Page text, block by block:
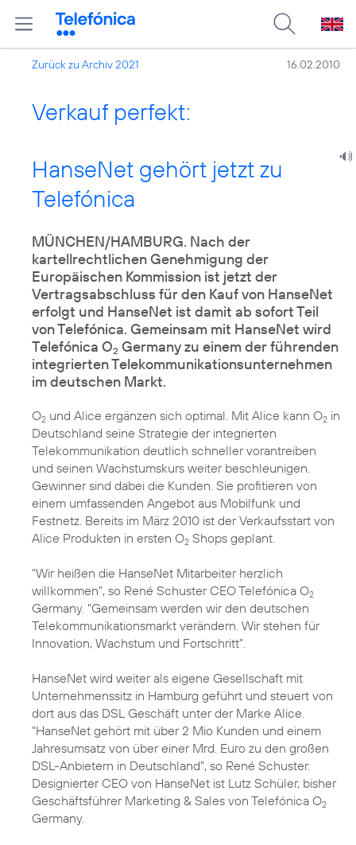
Zurück zu Archiv 2021 16.02.2010
Verkauf perfekt:
HanseNet gehört jetzt zu
Telefónica
MÜNCHEN/HAMBURG. Nach der
kartellrechtlichen Genehmigung der
Europäischen Kommission ist jetzt der
Vertragsabschluss für den Kauf von HanseNet
erfolgt und HanseNet ist damit ab sofort Teil
von Telefónica. Gemeinsam mit HanseNet wird
Telefónica O2 Germany zu einem der führenden
integrierten Telekommunikationsunternehmen
im deutschen Markt.
O2 und Alice ergänzen sich optimal. Mit Alice kann O2 in
Deutschland seine Strategie der integrierten
Telekommunikation deutlich schneller vorantreiben
und seinen Wachstumskurs weiter beschleunigen.
Gewinner sind dabei die Kunden. Sie profitieren von
einem umfassenden Angebot aus Mobilfunk und
Festnetz. Bereits im März 2010 ist der Verkaufsstart von
Alice Produkten in ersten O2 Shops geplant.
"Wir heißen die HanseNet Mitarbeiter herzlich
willkommen", so René Schuster CEO Telefónica O2
Germany. "Gemeinsam werden wir den deutschen
Telekommunikationsmarkt verändern. Wir stehen für
Innovation, Wachstum und Fortschritt".
HanseNet wird weiter als eigene Gesellschaft mit
Unternehmenssitz in Hamburg geführt und steuert von
dort aus das DSL Geschäft unter der Marke Alice.
"HanseNet gehört mit über 2 Mio Kunden und einem
Jahresumsatz von über einer Mrd. Euro zu den großen
DSL-Anbietern in Deutschland", so René Schuster.
Designierter CEO von HanseNet ist Lutz Schüler, bisher
Geschäftsführer Marketing & Sales von Telefónica O2
Germany.